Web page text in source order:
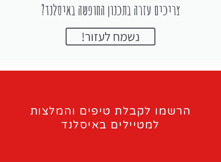
צריכים עזרה בתכנון החופשה באיסלנד?
נשמח לעזור!
הרשמו לקבלת טיפים והמלצות
למטיילים באיסלנד